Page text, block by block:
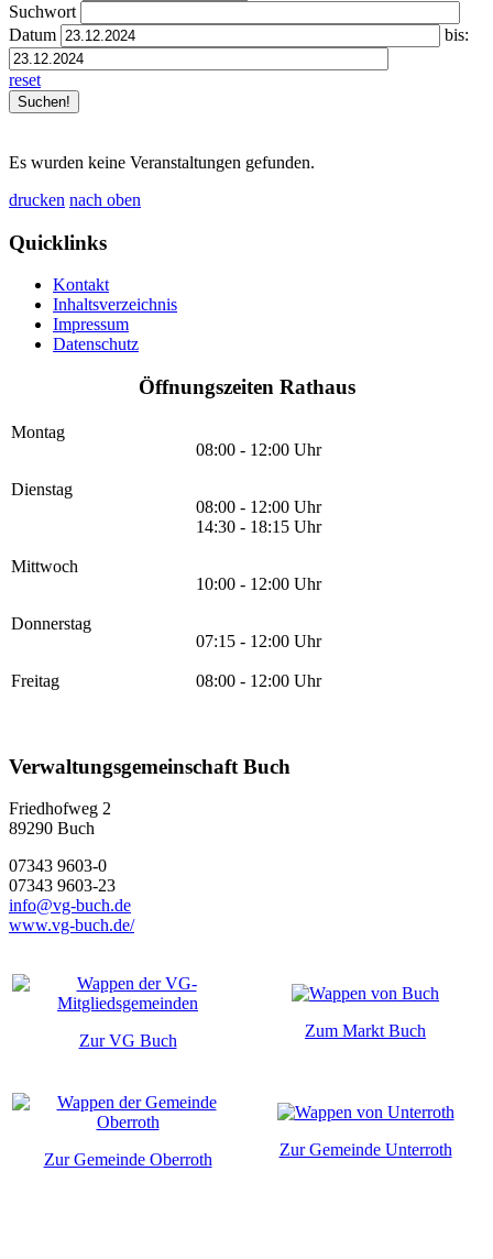
Suchwort
Datum
bis:
reset
Es wurden keine Veranstaltungen gefunden.
drucken nach oben
Quicklinks
Kontakt
Inhaltsverzeichnis
Impressum
Datenschutz
Öffnungszeiten Rathaus
Montag
08:00 - 12:00 Uhr
Dienstag
08:00 - 12:00 Uhr
14:30 - 18:15 Uhr
Mittwoch
10:00 - 12:00 Uhr
Donnerstag
07:15 - 12:00 Uhr
Freitag 08:00 - 12:00 Uhr
Verwaltungsgemeinschaft Buch
Friedhofweg 2
89290 Buch
07343 9603-0
07343 9603-23
info@vg-buch.de
www.vg-buch.de/
Zur VG Buch
Zum Markt Buch
Zur Gemeinde Oberroth
Zur Gemeinde Unterroth